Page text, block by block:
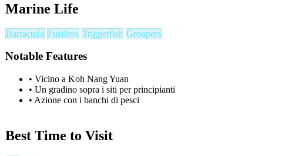
Marine Life
Barracuda Fusiliers Triggerfish Groupers
Notable Features
• Vicino a Koh Nang Yuan
• Un gradino sopra i siti per principianti
• Azione con i banchi di pesci
Best Time to Visit